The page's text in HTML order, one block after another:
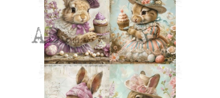
Blog / DIY / Tutorials